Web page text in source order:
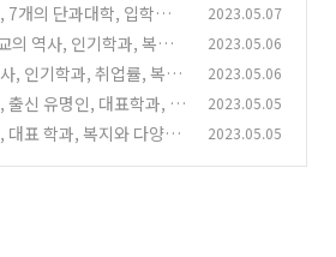
7개의 단과대학, 입학조
2023.05.07
의 역사, 인기학과, 복지
2023.05.06
, 인기학과, 취업률, 복지
2023.05.06
출신 유명인, 대표학과, 복
2023.05.05
대표 학과, 복지와 다양한
2023.05.05